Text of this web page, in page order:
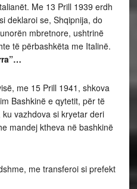
Me 13 Prill 1939 erdh
deklaroi se, Shqipnija, do
mbretnore, ushtrinë
të përbashkëta me Italinë.
me 15 Prill 1941, shkova
Bashkinë e qytetit, për të
vazhdova si kryetar deri
mandej ktheva në bashkinë
me transferoi si prefekt